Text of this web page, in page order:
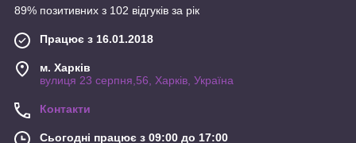
89% позитивних з 102 відгуків за рік
Працює з 16.01.2018
м. Харків
вулиця 23 серпня,56, Харків, Україна
Контакти
Сьогодні працює з 09:00 до 17:00